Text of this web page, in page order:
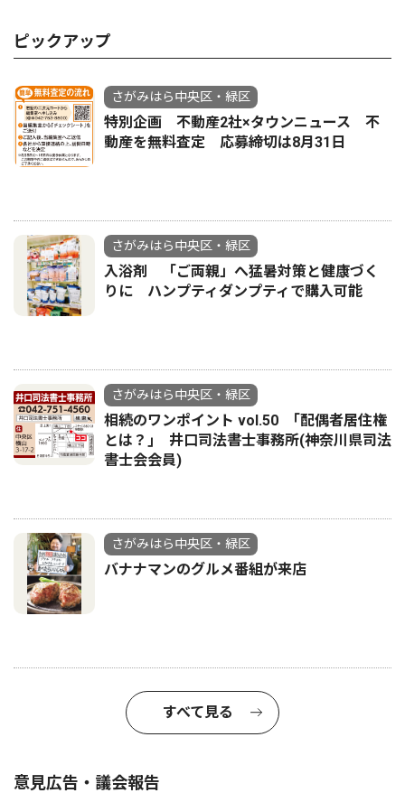
ピックアップ
さがみはら中央区・緑区
特別企画 不動産2社×タウンニュース 不
動産を無料査定 応募締切は8月31日
さがみはら中央区・緑区
入浴剤 「ご両親」へ猛暑対策と健康づく
りに ハンプティダンプティで購入可能
さがみはら中央区・緑区
相続のワンポイント vol.50 ｢配偶者居住権
とは？｣ 井口司法書士事務所(神奈川県司法
書士会会員)
さがみはら中央区・緑区
バナナマンのグルメ番組が来店
すべて見る
意見広告・議会報告